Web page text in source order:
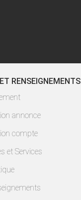
RENSEIGNEMENTS
annonce
compte
et Services